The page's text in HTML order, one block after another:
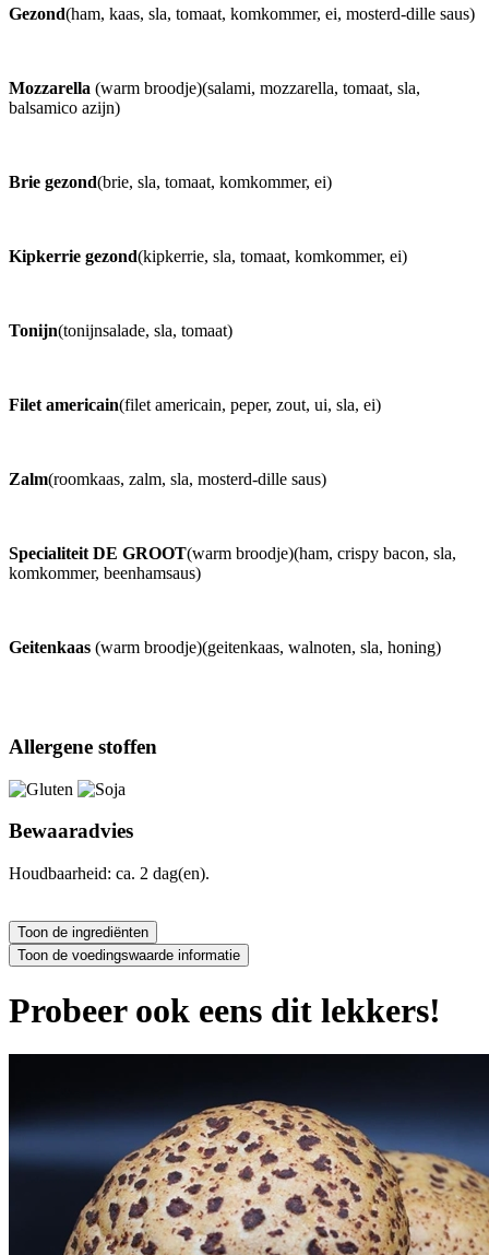
Gezond(ham, kaas, sla, tomaat, komkommer, ei, mosterd-dille saus)
Mozzarella (warm broodje)(salami, mozzarella, tomaat, sla,
balsamico azijn)
Brie gezond(brie, sla, tomaat, komkommer, ei)
Kipkerrie gezond(kipkerrie, sla, tomaat, komkommer, ei)
Tonijn(tonijnsalade, sla, tomaat)
Filet americain(filet americain, peper, zout, ui, sla, ei)
Zalm(roomkaas, zalm, sla, mosterd-dille saus)
Specialiteit DE GROOT(warm broodje)(ham, crispy bacon, sla,
komkommer, beenhamsaus)
Geitenkaas (warm broodje)(geitenkaas, walnoten, sla, honing)
Allergene stoffen
Bewaaradvies
Houdbaarheid: ca. 2 dag(en).
Probeer ook eens dit lekkers!